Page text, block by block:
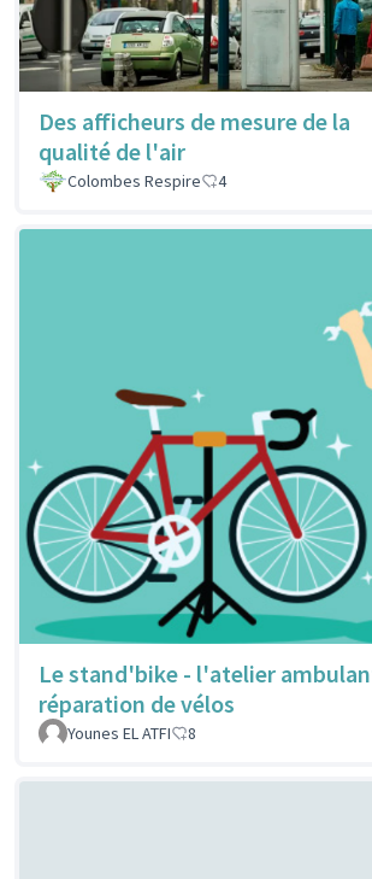
Des afficheurs de mesure de la
qualité de l'air
Colombes Respire 4
Le stand'bike - l'atelier
réparation de vélos
Younes EL ATFI 8